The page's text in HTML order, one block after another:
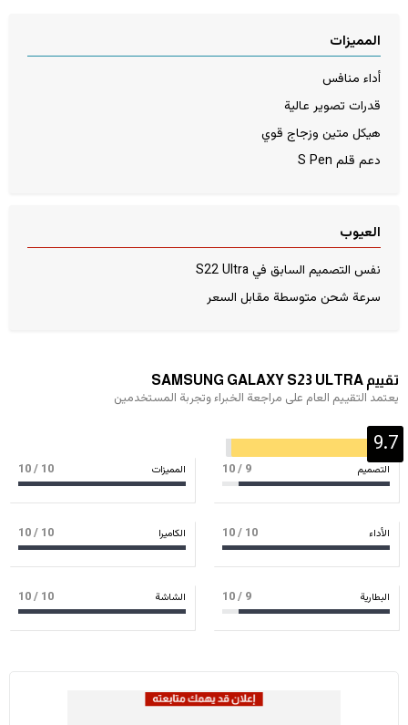
المميزات
أداء منافس
قدرات تصوير عالية
هيكل متين وزجاج قوي
دعم قلم S Pen
العيوب
نفس التصميم السابق في S22 Ultra
سرعة شحن متوسطة مقابل السعر
تقييم SAMSUNG GALAXY S23 ULTRA
يعتمد التقييم العام على مراجعة الخبراء وتجربة المستخدمين
9.7
التصميم 9
/ 10 المميزات 10
/ 10
الأداء 10
/ 10 الكاميرا 10
/ 10
البطارية 9
/ 10 الشاشة 10
/ 10